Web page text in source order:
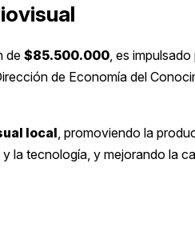
de $85.500.000, es
de Economía del
local, promoviendo la
la tecnología, y mejorando la